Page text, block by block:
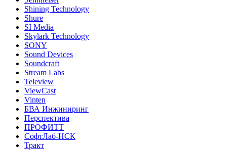
Shining Technology
Shure
SI Media
Skylark Technology
SONY
Sound Devices
Soundcraft
Stream Labs
Teleview
ViewCast
Vinten
БВА Инжиниринг
Перспектива
ПРОФИТТ
СофтЛаб-НСК
Тракт